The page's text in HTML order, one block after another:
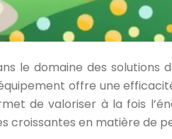
le domaine des solutions
offre une
de valoriser à la fois
croissantes en matière de